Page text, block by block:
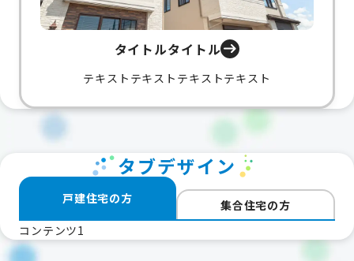
タイトルタイトル
テキストテキストテキストテキスト
タブデザイン
戸建住宅の方
集合住宅の方
コンテンツ1